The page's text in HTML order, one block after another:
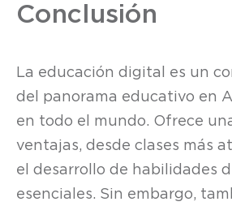
Conclusión
La educación digital es un
del panorama educativo en
en todo el mundo. Ofrece
ventajas, desde clases más
el desarrollo de habilidades
esenciales. Sin embargo,